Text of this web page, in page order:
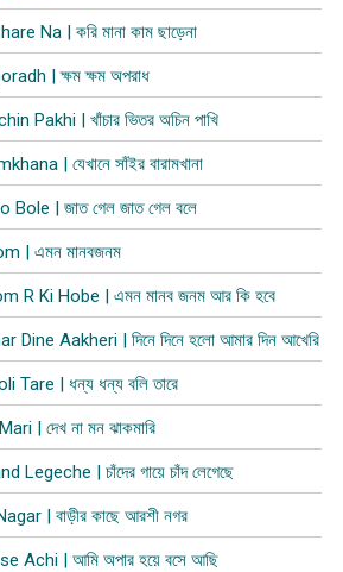
Na | করি মানা কাম ছাড়েনা
| ক্ষম ক্ষম অপরাধ
Pakhi | খাঁচার ভিতর অচিন পাখি
| যেখানে সাঁইর বারামখানা
| জাত গেল জাত গেল বলে
| এমন মানবজনম
R Ki Hobe | এমন মানব জনম আর কি হবে
Aakheri | দিনে দিনে হলো আমার দিন আখেরি
| ধন্য ধন্য বলি তারে
| দেখ না মন ঝাকমারি
| চাঁদের গায়ে চাঁদ লেগেছে
| বাড়ীর কাছে আরশী নগর
Achi | আমি অপার হয়ে বসে আছি